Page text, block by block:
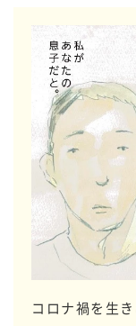
コロナ禍を生